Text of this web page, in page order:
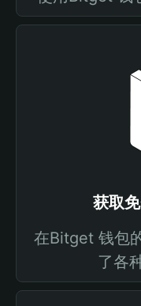
获取
在Bitget 钱包
了各